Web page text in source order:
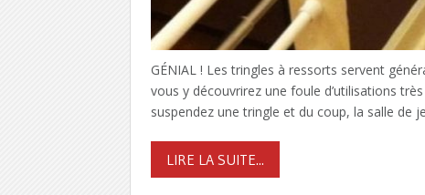
GÉNIAL ! Les tringles à ressorts servent
vous y découvrirez une foule d’utilisations
suspendez une tringle et du coup, la salle de
LIRE LA SUITE...